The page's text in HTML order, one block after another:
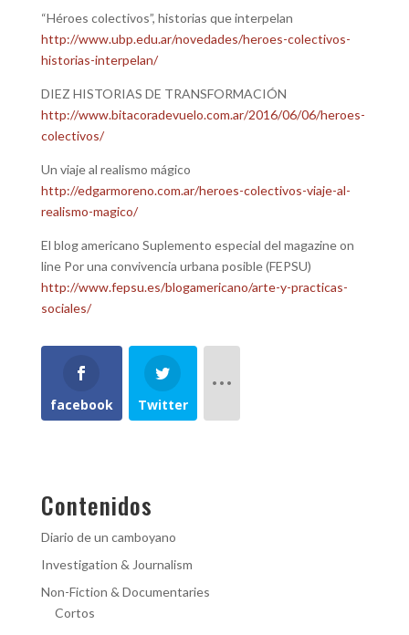
“Héroes colectivos”, historias que interpelan
http://www.ubp.edu.ar/novedades/heroes-colectivos-
historias-interpelan/
DIEZ HISTORIAS DE TRANSFORMACIÓN
http://www.bitacoradevuelo.com.ar/2016/06/06/heroes-
colectivos/
Un viaje al realismo mágico
http://edgarmoreno.com.ar/heroes-colectivos-viaje-al-
realismo-magico/
El blog americano Suplemento especial del magazine on
line Por una convivencia urbana posible (FEPSU)
http://www.fepsu.es/blogamericano/arte-y-practicas-
sociales/
facebook Twitter
Contenidos
Diario de un camboyano
Investigation & Journalism
Non-Fiction & Documentaries
Cortos